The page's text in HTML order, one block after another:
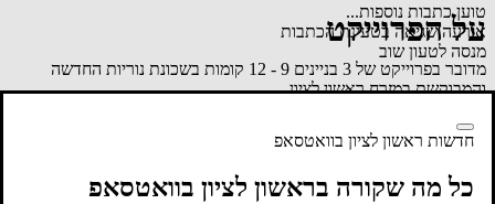
על הפרוייקט
מדובר בפרוייקט של 3 בניינים 9 - 12 קומות בשכונת נוריות החדשה
והמבוקשת במזרח ראשון לציון.
לקראת מסירת המפתח. במסלול פטור מהצמדה למדד.
מארגני הקבוצה השיגו הנחות משמעתיות המגיעות עד מאות אלפי ש"ח
לדירות בשכונה, הזהות לדירות הקבוצה ולמתחמים אחרים הנבנים
טוען כתבות נוספות...
אירעה שגיאה בטעינת הכתבות
מנסה לטעון שוב
חדשות ראשון לציון בוואטסאפ
כל מה שקורה בראשון לציון בוואטסאפ